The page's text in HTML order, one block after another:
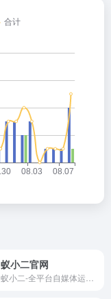
蚁小二官网